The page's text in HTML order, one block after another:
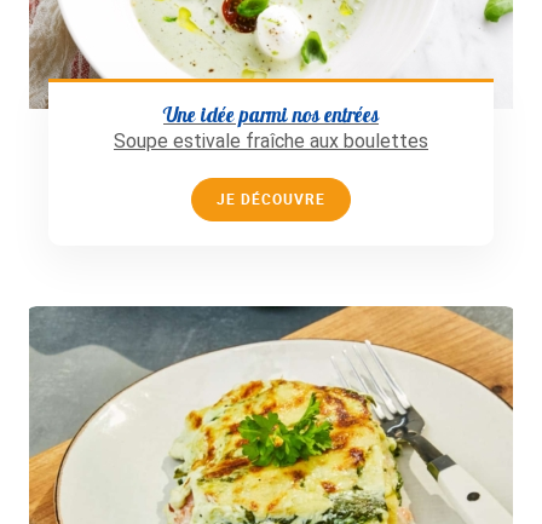
Une idée parmi nos entrées
Soupe estivale fraîche aux boulettes
JE DÉCOUVRE